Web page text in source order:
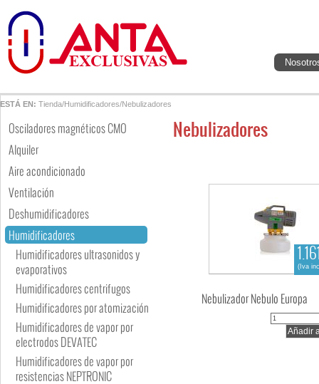
ESTÁ EN: Tienda/Humidificadores/Nebulizadores
Osciladores magnéticos CMO
Alquiler
Aire acondicionado
Ventilación
Deshumidificadores
Humidificadores
Humidificadores ultrasonidos y
evaporativos
Humidificadores centrifugos
Humidificadores por atomización
Humidificadores de vapor por
electrodos DEVATEC
Humidificadores de vapor por
resistencias NEPTRONIC
Nebulizadores
Nebulizador Nebulo Europa
(Iva